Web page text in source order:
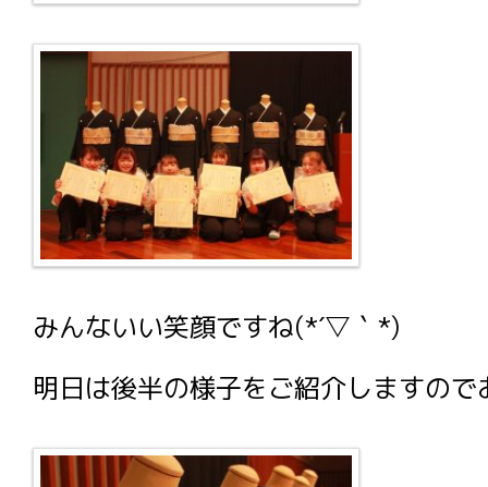
みんないい笑顔ですね(*´▽｀*)
明日は後半の様子をご紹介しますので